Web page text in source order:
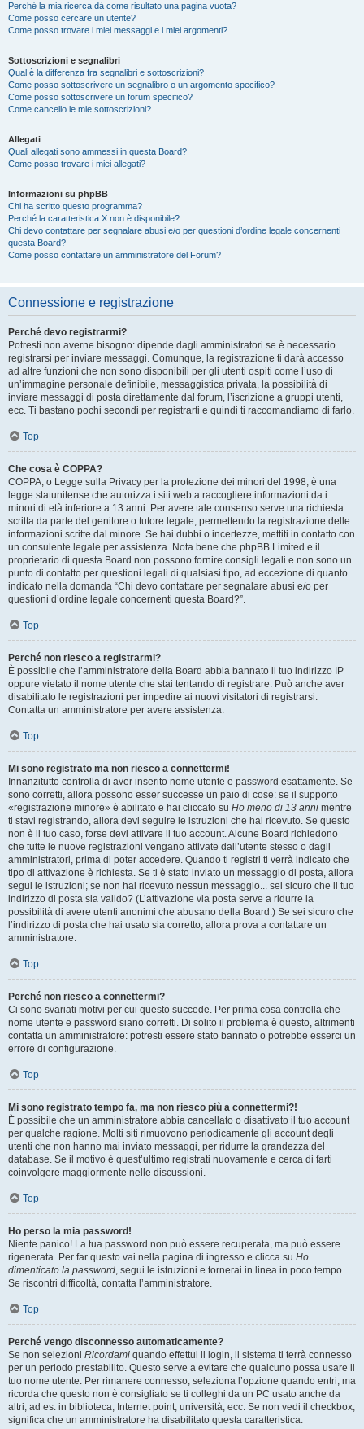
Perché la mia ricerca dà come risultato una pagina vuota?
Come posso cercare un utente?
Come posso trovare i miei messaggi e i miei argomenti?
Sottoscrizioni e segnalibri
Qual è la differenza fra segnalibri e sottoscrizioni?
Come posso sottoscrivere un segnalibro o un argomento specifico?
Come posso sottoscrivere un forum specifico?
Come cancello le mie sottoscrizioni?
Allegati
Quali allegati sono ammessi in questa Board?
Come posso trovare i miei allegati?
Informazioni su phpBB
Chi ha scritto questo programma?
Perché la caratteristica X non è disponibile?
Chi devo contattare per segnalare abusi e/o per questioni d’ordine legale concernenti
questa Board?
Come posso contattare un amministratore del Forum?
Connessione e registrazione
Perché devo registrarmi?
Potresti non averne bisogno: dipende dagli amministratori se è necessario
registrarsi per inviare messaggi. Comunque, la registrazione ti darà accesso
ad altre funzioni che non sono disponibili per gli utenti ospiti come l’uso di
un’immagine personale definibile, messaggistica privata, la possibilità di
inviare messaggi di posta direttamente dal forum, l’iscrizione a gruppi utenti,
ecc. Ti bastano pochi secondi per registrarti e quindi ti raccomandiamo di farlo.
Top
Che cosa è COPPA?
COPPA, o Legge sulla Privacy per la protezione dei minori del 1998, è una
legge statunitense che autorizza i siti web a raccogliere informazioni da i
minori di età inferiore a 13 anni. Per avere tale consenso serve una richiesta
scritta da parte del genitore o tutore legale, permettendo la registrazione delle
informazioni scritte dal minore. Se hai dubbi o incertezze, mettiti in contatto con
un consulente legale per assistenza. Nota bene che phpBB Limited e il
proprietario di questa Board non possono fornire consigli legali e non sono un
punto di contatto per questioni legali di qualsiasi tipo, ad eccezione di quanto
indicato nella domanda “Chi devo contattare per segnalare abusi e/o per
questioni d’ordine legale concernenti questa Board?”.
Top
Perché non riesco a registrarmi?
È possibile che l’amministratore della Board abbia bannato il tuo indirizzo IP
oppure vietato il nome utente che stai tentando di registrare. Può anche aver
disabilitato le registrazioni per impedire ai nuovi visitatori di registrarsi.
Contatta un amministratore per avere assistenza.
Top
Mi sono registrato ma non riesco a connettermi!
Innanzitutto controlla di aver inserito nome utente e password esattamente. Se
sono corretti, allora possono esser successe un paio di cose: se il supporto
«registrazione minore» è abilitato e hai cliccato su Ho meno di 13 anni mentre
ti stavi registrando, allora devi seguire le istruzioni che hai ricevuto. Se questo
non è il tuo caso, forse devi attivare il tuo account. Alcune Board richiedono
che tutte le nuove registrazioni vengano attivate dall’utente stesso o dagli
amministratori, prima di poter accedere. Quando ti registri ti verrà indicato che
tipo di attivazione è richiesta. Se ti è stato inviato un messaggio di posta, allora
segui le istruzioni; se non hai ricevuto nessun messaggio... sei sicuro che il tuo
indirizzo di posta sia valido? (L’attivazione via posta serve a ridurre la
possibilità di avere utenti anonimi che abusano della Board.) Se sei sicuro che
l’indirizzo di posta che hai usato sia corretto, allora prova a contattare un
amministratore.
Top
Perché non riesco a connettermi?
Ci sono svariati motivi per cui questo succede. Per prima cosa controlla che
nome utente e password siano corretti. Di solito il problema è questo, altrimenti
contatta un amministratore: potresti essere stato bannato o potrebbe esserci un
errore di configurazione.
Top
Mi sono registrato tempo fa, ma non riesco più a connettermi?!
È possibile che un amministratore abbia cancellato o disattivato il tuo account
per qualche ragione. Molti siti rimuovono periodicamente gli account degli
utenti che non hanno mai inviato messaggi, per ridurre la grandezza del
database. Se il motivo è quest’ultimo registrati nuovamente e cerca di farti
coinvolgere maggiormente nelle discussioni.
Top
Ho perso la mia password!
Niente panico! La tua password non può essere recuperata, ma può essere
rigenerata. Per far questo vai nella pagina di ingresso e clicca su Ho
dimenticato la password, segui le istruzioni e tornerai in linea in poco tempo.
Se riscontri difficoltà, contatta l’amministratore.
Top
Perché vengo disconnesso automaticamente?
Se non selezioni Ricordami quando effettui il login, il sistema ti terrà connesso
per un periodo prestabilito. Questo serve a evitare che qualcuno possa usare il
tuo nome utente. Per rimanere connesso, seleziona l’opzione quando entri, ma
ricorda che questo non è consigliato se ti colleghi da un PC usato anche da
altri, ad es. in biblioteca, Internet point, università, ecc. Se non vedi il checkbox,
significa che un amministratore ha disabilitato questa caratteristica.